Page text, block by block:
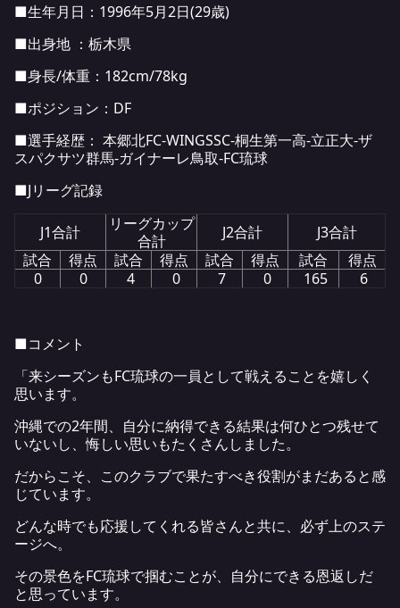
■生年月日：1996年5月2日(29歳)
■出身地 ：栃木県
■身長/体重：182cm/78kg
■ポジション：DF
■選手経歴： 本郷北FC-WINGSSC-桐生第一高-立正大-ザ
スパクサツ群馬-ガイナーレ鳥取-FC琉球
■Jリーグ記録
J1合計
リーグカップ
合計
J2合計
J3合計
試合
得点 試合 得点 試合 得点 試合
得点
0
0 4 0 7 0 165 6
■コメント
「来シーズンもFC琉球の一員として戦えることを嬉しく
思います。
沖縄での2年間、自分に納得できる結果は何ひとつ残せて
いないし、悔しい思いもたくさんしました。
だからこそ、このクラブで果たすべき役割がまだあると感
じています。
どんな時でも応援してくれる皆さんと共に、必ず上のステ
ージへ。
その景色をFC琉球で掴むことが、自分にできる恩返しだ
と思っています。